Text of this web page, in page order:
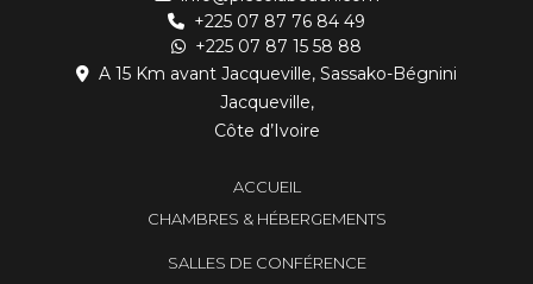
+225 07 87 76 84 49
+225 07 87 15 58 88
A 15 Km avant Jacqueville, Sassako-Bégnini
Jacqueville,
Côte d’Ivoire
ACCUEIL
CHAMBRES & HÉBERGEMENTS
SALLES DE CONFÉRENCE